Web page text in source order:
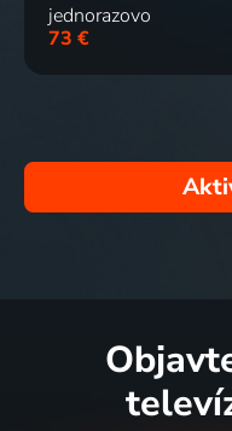
jednorazovo
73 €